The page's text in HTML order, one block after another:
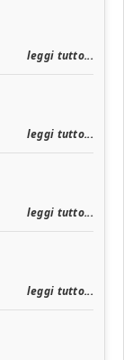
leggi tutto...
leggi tutto...
leggi tutto...
leggi tutto...